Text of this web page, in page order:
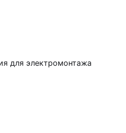
для электромонтажа